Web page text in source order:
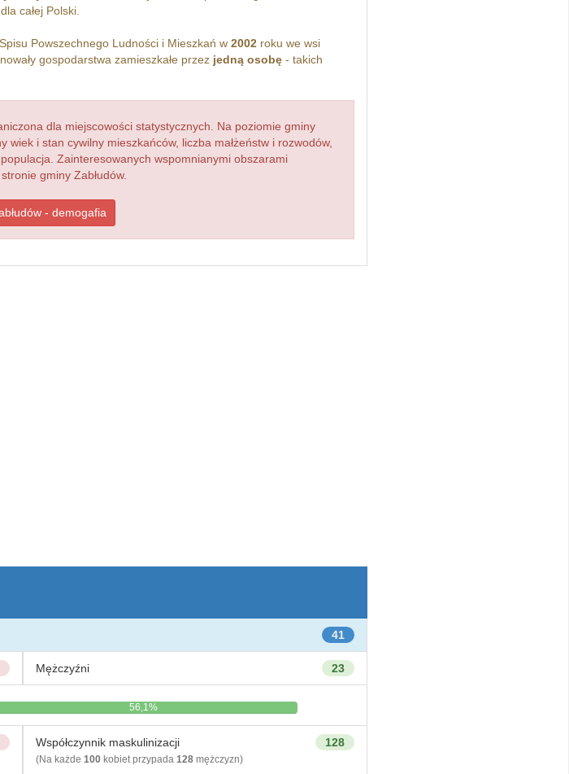
całej Polski.
Powszechnego Ludności i Mieszkań w 2002roku we wsi
gospodarstwa zamieszkałe przez jedną osobę- takich
dla miejscowości statystycznych. Na poziomie gminy
i stan cywilny mieszkańców, liczba małżeństw i rozwodów,
Zainteresowanych wspomnianymi obszarami
gminy Zabłudów.
- demogafia
41
23
Mężczyźni
56,1%
128
Współczynnik maskulinizacji
(Na każde 100kobiet przypada 128mężczyzn)